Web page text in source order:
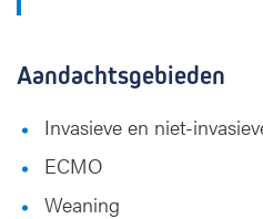
Aandachtsgebieden
Invasieve en niet-
ECMO
Weaning